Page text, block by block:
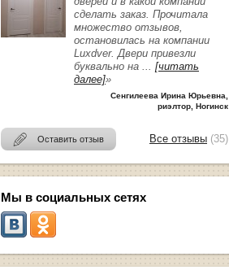
сделать заказ. Прочитала
множество отзывов,
остановилась на компании
Luxdver. Двери привезли
буквально на ... [читать
далее]»
Сенгилеева Ирина Юрьевна,
риэлтор, Ногинск
Оставить отзыв Все отзывы (35)
Мы в социальных сетях